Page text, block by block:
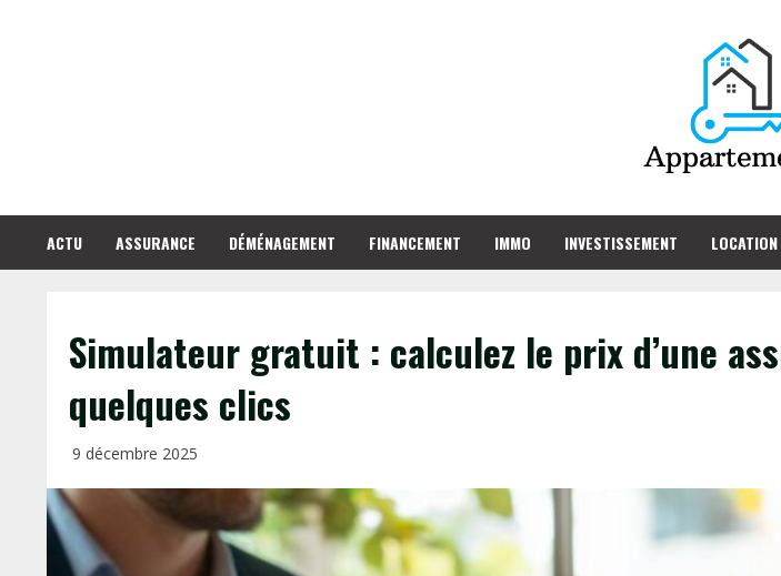
ACTU ASSURANCE DÉMÉNAGEMENT FINANCEMENT IMMO INVESTISSEMENT LOCATION
Simulateur gratuit : calculez le prix d’une
quelques clics
9 décembre 2025